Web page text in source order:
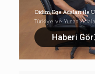
Didim, Ege Adaları ile
Türkiye ve Yunan
Haberi Gör